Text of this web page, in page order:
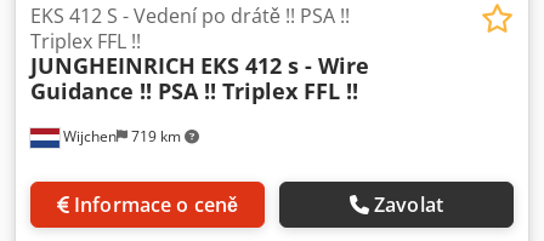
Wijchen 719 km
EKS 412 S - Vedení po drátě !! PSA !!
Triplex FFL !!
JUNGHEINRICH EKS 412 s - Wire
Guidance !! PSA !! Triplex FFL !!
Informace o ceně Zavolat